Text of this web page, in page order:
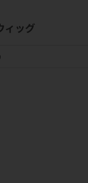
ィッグ